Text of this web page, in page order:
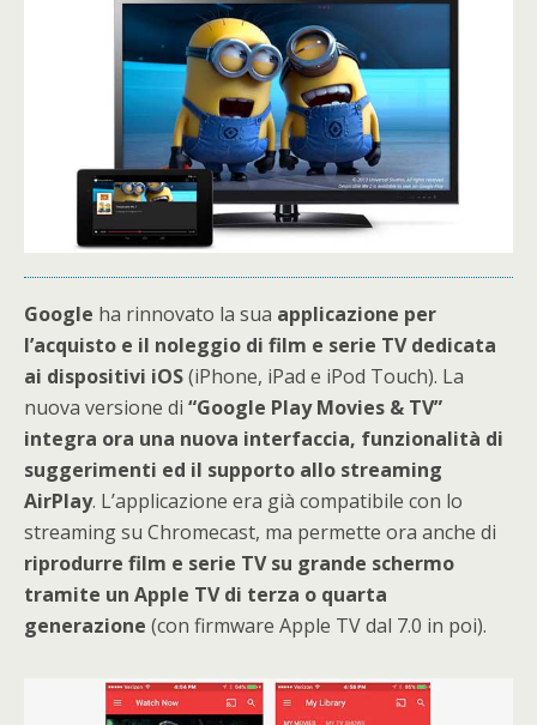
Google ha rinnovato la sua applicazione per
l’acquisto e il noleggio di film e serie TV dedicata
ai dispositivi iOS(iPhone, iPad e iPod Touch). La
nuova versione di “Google Play Movies & TV”
integra ora una nuova interfaccia, funzionalità di
suggerimenti ed il supporto allo streaming
AirPlay. L’applicazione era già compatibile con lo
streaming su Chromecast, ma permette ora anche di
riprodurre film e serie TV su grande schermo
tramite un Apple TV di terza o quarta
generazione (con firmware Apple TV dal 7.0 in poi).